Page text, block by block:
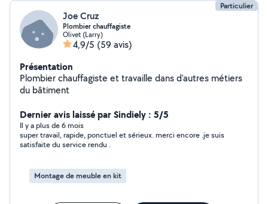
Particulier
Joe Cruz
Plombier chauffagiste
Olivet (Larry)
4,9/5 (59 avis)
Présentation
Plombier chauffagiste et travaille dans d'autres métiers
du bâtiment
Dernier avis laissé par Sindiely : 5/5
Il y a plus de 6 mois
super travail, rapide, ponctuel et sérieux. merci encore .je suis
satisfaite du service rendu .
Montage de meuble en kit